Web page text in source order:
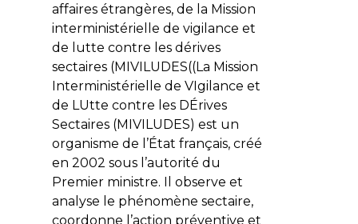
affaires étrangères, de la Mission
interministérielle de vigilance et
de lutte contre les dérives
sectaires (MIVILUDES((La Mission
Interministérielle de VIgilance et
de LUtte contre les DÉrives
Sectaires (MIVILUDES) est un
organisme de l’État français, créé
en 2002 sous l’autorité du
Premier ministre. Il observe et
analyse le phénomène sectaire,
coordonne l’action préventive et